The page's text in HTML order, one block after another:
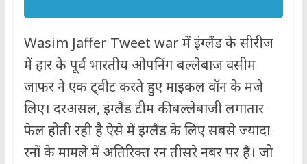
Wasim Jaffer Tweet war में इंग्लैंड के सीरीज
में हार के पूर्व भारतीय ओपनिंग बल्लेबाज वसीम
जाफर ने एक ट्वीट करते हुए माइकल वॉन के मजे
लिए। दरअसल, इंग्लैंड टीम की बल्लेबाजी लगातार
फेल होती रही है ऐसे में इंग्लैंड के लिए सबसे ज्यादा
रनों के मामले में अतिरिक्त रन तीसरे नंबर पर हैं। जो